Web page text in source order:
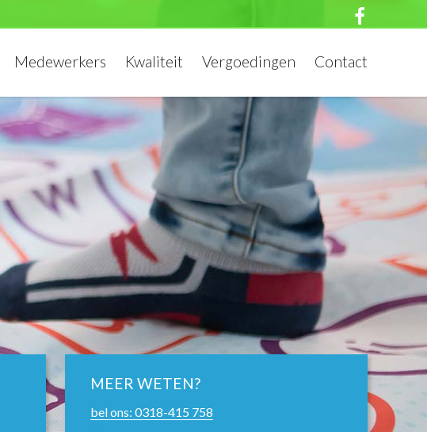
Medewerkers Kwaliteit Vergoedingen Contact
MEER WETEN?
bel ons: 0318-415 758